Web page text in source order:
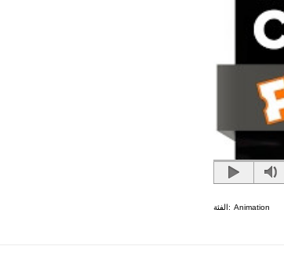
الفئة: Animation